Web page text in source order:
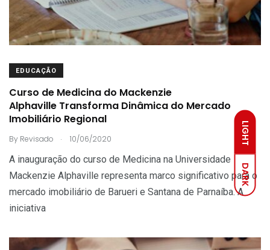
LIGHT
DARK
EDUCAÇÃO
Curso de Medicina do Mackenzie
Alphaville Transforma Dinâmica do Mercado
Imobiliário Regional
By Revisado . 10/06/2020
A inauguração do curso de Medicina na Universidade
Mackenzie Alphaville representa marco significativo para o
mercado imobiliário de Barueri e Santana de Parnaíba. A
iniciativa